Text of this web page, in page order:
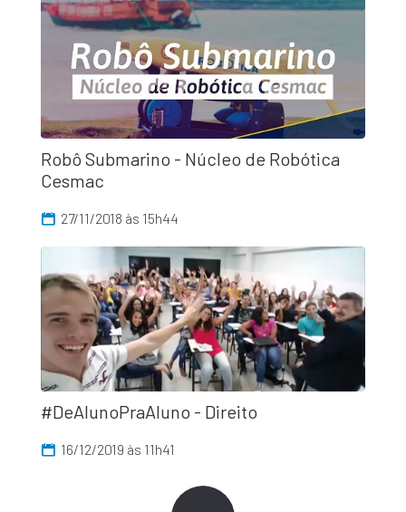
Robô Submarino - Núcleo de Robótica
Cesmac
27/11/2018 às 15h44
#DeAlunoPraAluno - Direito
16/12/2019 às 11h41